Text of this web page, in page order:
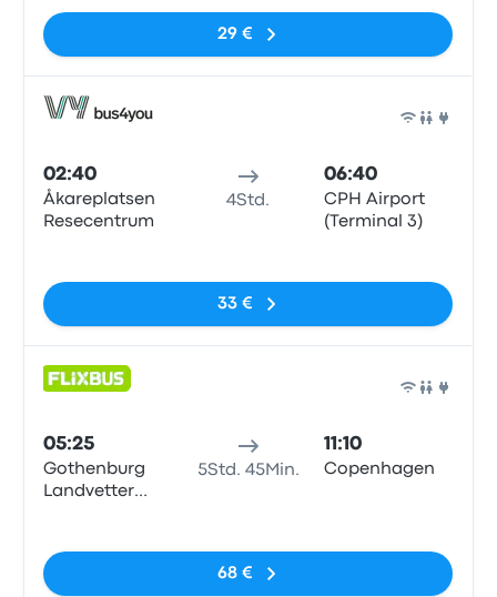
29 €
02:40
Åkareplatsen
Resecentrum
4Std.
06:40
CPH Airport
(Terminal 3)
33 €
05:25
Gothenburg
Landvetter
5Std. 45Min.
11:10
Copenhagen
68 €